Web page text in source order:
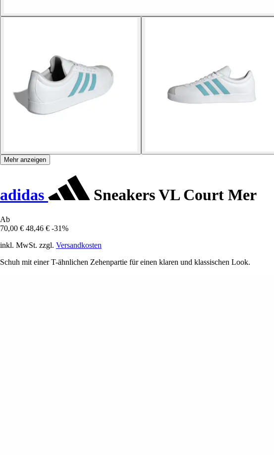
Mehr anzeigen
adidas Sneakers VL Court Mer
Ab
70,00 € 48,46 € -31%
inkl. MwSt. zzgl. Versandkosten
Schuh mit einer T-ähnlichen Zehenpartie für einen klaren und klassischen Look.